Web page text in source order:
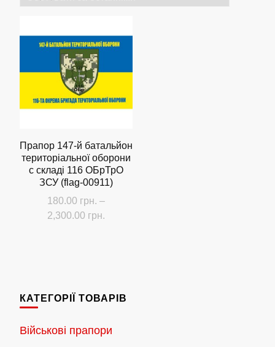
Прапор 147-й батальйон
територіальної оборони
с складі 116 ОБрТрО
ЗСУ (flag-00911)
180.00 грн. –
2,300.00 грн.
варіантів.
можна
КАТЕГОРІЇ ТОВАРІВ
Військові прапори